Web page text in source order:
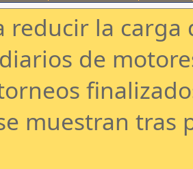
reducir la
de
muestran tras